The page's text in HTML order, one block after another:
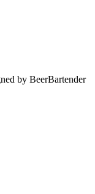
by BeerBartender